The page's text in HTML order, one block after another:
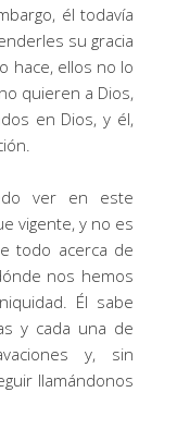
él todavía
su gracia
hace, ellos no lo
quieren a Dios,
en Dios, y él,
ver en este
vigente, y no es
todo acerca de
nos hemos
Él sabe
y cada una de
y, sin
llamándonos